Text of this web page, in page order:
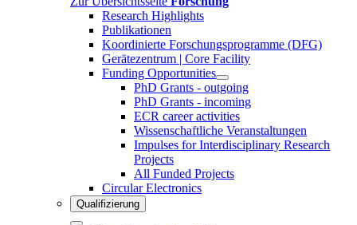
Research Highlights
Publikationen
Koordinierte Forschungsprogramme (DFG)
Gerätezentrum | Core Facility
Funding Opportunities
PhD Grants - outgoing
PhD Grants - incoming
ECR career activities
Wissenschaftliche Veranstaltungen
Impulses for Interdisciplinary Research
Projects
All Funded Projects
Circular Electronics
Qualifizierung